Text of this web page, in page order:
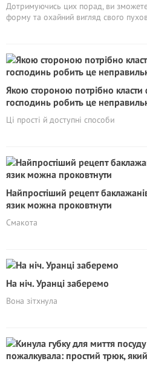
Дотримуючись цих порад, ви
форму та охайний вигляд свого
Якою стороною потрібно класти
господинь робить це
Ці прості й доступні способи
Найпростіший рецепт
язик можна проковтнути
Смакота
На ніч. Уранці заберемо
Вона зітхнула